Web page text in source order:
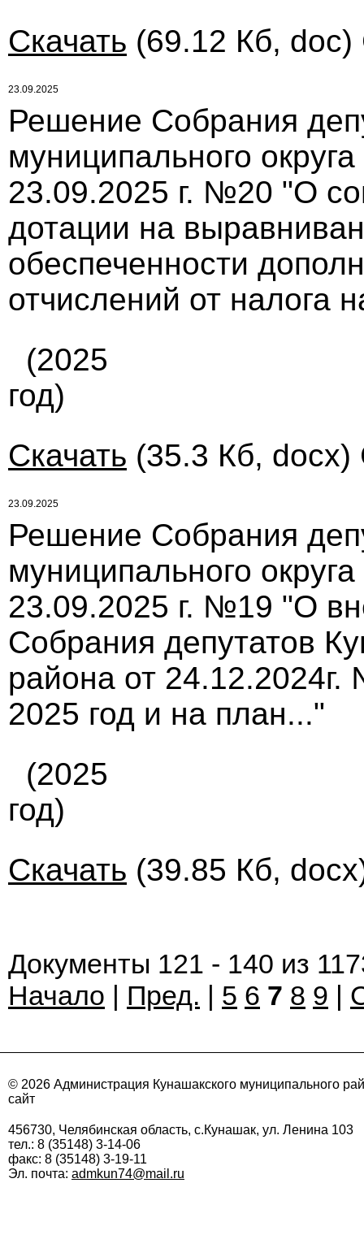
Скачать (69.12 Кб, doc)
23.09.2025
Решение Собрания
муниципального
23.09.2025 г. №20 "О
дотации на
обеспеченности
отчислений от налога
(2025
год)
Скачать (35.3 Кб, docx)
23.09.2025
Решение Собрания
муниципального
23.09.2025 г. №19 "О
Собрания депутатов
района от
2025 год и на план..."
(2025
год)
Скачать (39.85 Кб,
Документы 121 - 140 из
Начало | Пред. | 5 6 7 8 9 |
© 2026 Администрация Кунашакского муниципального
сайт
456730, Челябинская область, с.Кунашак, ул. Ленина 103
тел.: 8 (35148) 3-14-06
факс: 8 (35148) 3-19-11
Эл. почта: admkun74@mail.ru